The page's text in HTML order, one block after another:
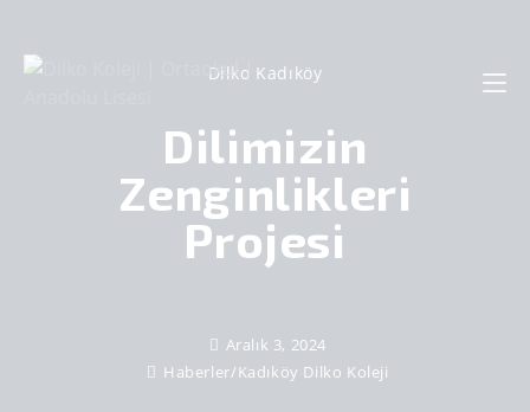
Dilko Kadıköy
Dilimizin
Zenginlikleri
Projesi
Aralık 3, 2024
Haberler/Kadıköy Dilko Koleji